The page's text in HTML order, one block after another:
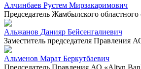
Алчинбаев Рустем Мирзакаримович
Председатель Жамбылского областного
Альжанов Данияр Бейсенгалиевич
Заместитель председателя Правления
Альменов Марат Беркутбаевич
Председатель Правления АО «Altyn